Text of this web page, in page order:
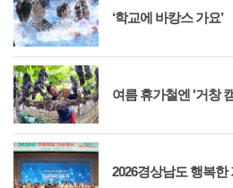
‘학교에 바캉스 가요’
여름 휴가철엔 '거창
2026경상남도 행복한